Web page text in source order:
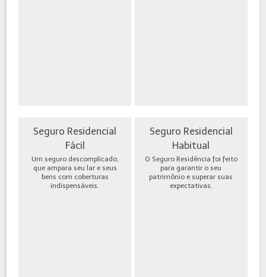
Seguro Residencial
Fácil
Um seguro descomplicado,
que ampara seu lar e seus
bens com coberturas
indispensáveis.
Seguro Residencial
Habitual
O Seguro Residência foi feito
para garantir o seu
patrimônio e superar suas
expectativas.